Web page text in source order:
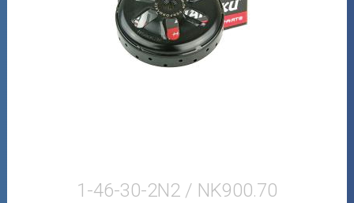
Voimansiirtolevyt
Crossipyörän osat
1-46-30-2N2 / NK900.70